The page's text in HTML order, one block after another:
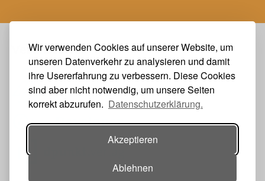
Wir verwenden Cookies auf unserer Website, um
unseren Datenverkehr zu analysieren und damit
ihre Usererfahrung zu verbessern. Diese Cookies
sind aber nicht notwendig, um unsere Seiten
korrekt abzurufen. Datenschutzerklärung.
Akzeptieren
Ablehnen
Veranstalter